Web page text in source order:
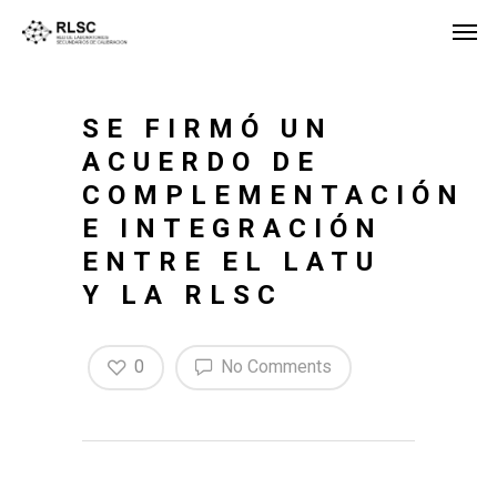
SE FIRMÓ UN
ACUERDO DE
COMPLEMENTACIÓN
E INTEGRACIÓN
ENTRE EL LATU
Y LA RLSC
No Comments
0